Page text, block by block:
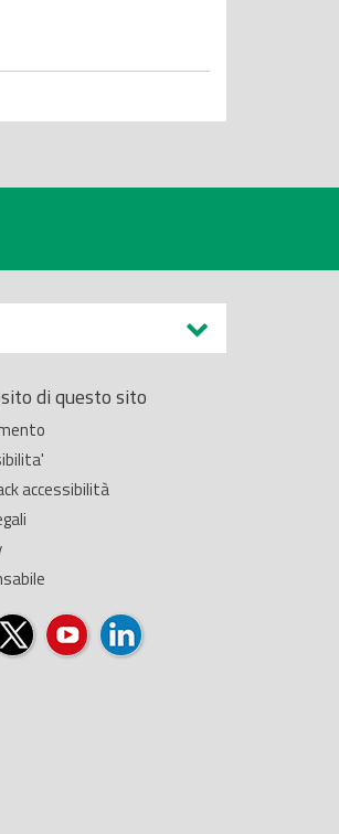
di questo sito
accessibilità